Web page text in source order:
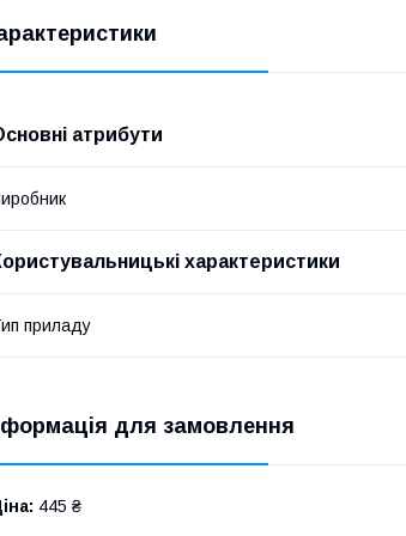
атрибути
характеристики
приладу
для замовлення
445 ₴